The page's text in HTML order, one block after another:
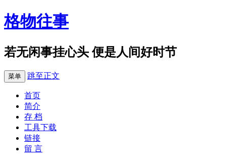
格物往事
若无闲事挂心头 便是人间好时节
菜单 跳至正文
首页
简介
存 档
工具下载
链接
留 言